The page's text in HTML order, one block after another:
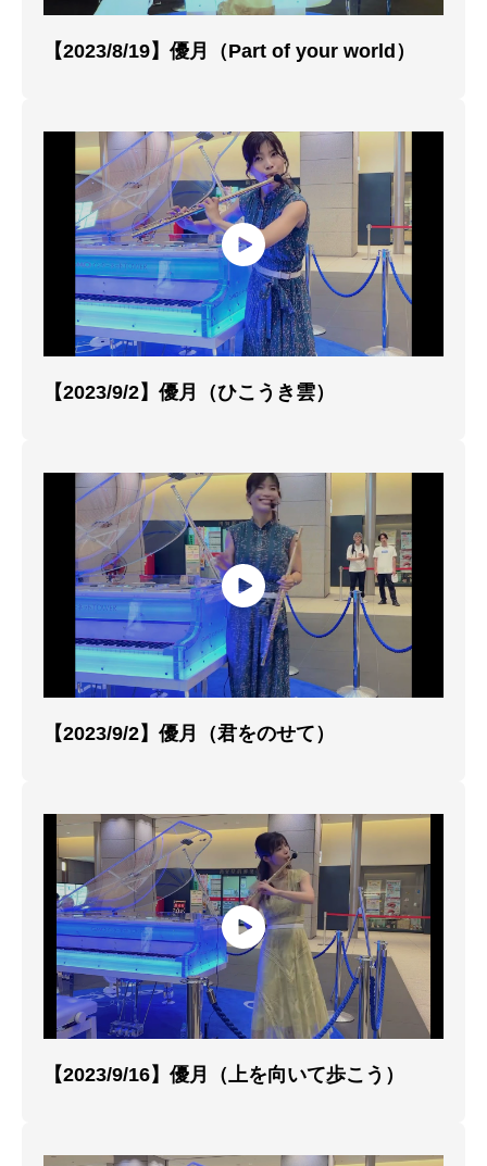
【2023/8/19】優月（Part of your world）
【2023/9/2】優月（ひこうき雲）
【2023/9/2】優月（君をのせて）
【2023/9/16】優月（上を向いて歩こう）